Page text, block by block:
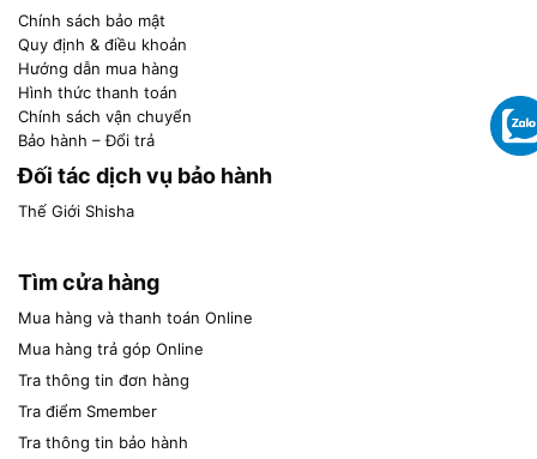
Chính sách bảo mật
Quy định & điều khoản
Hướng dẫn mua hàng
Hình thức thanh toán
Chính sách vận chuyển
Bảo hành – Đổi trả
Đối tác dịch vụ bảo hành
Thế Giới Shisha
Tìm cửa hàng
Mua hàng và thanh toán Online
Mua hàng trả góp Online
Tra thông tin đơn hàng
Tra điểm Smember
Tra thông tin bảo hành